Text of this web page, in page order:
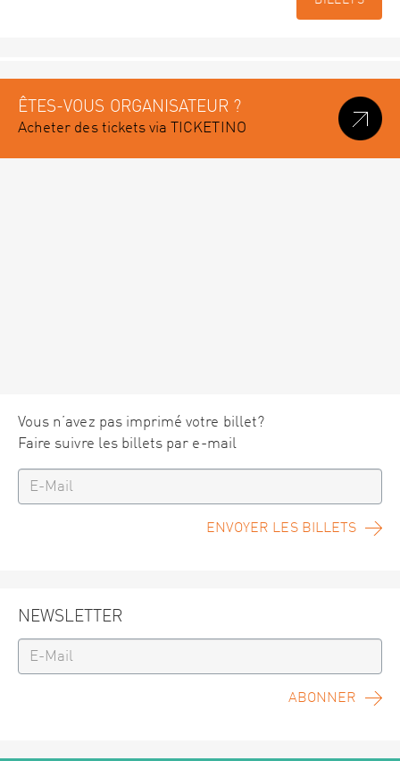
ÊTES-VOUS ORGANISATEUR ?
Acheter des tickets via TICKETINO
Vous n’avez pas imprimé votre billet?
Faire suivre les billets par e-mail
ENVOYER LES BILLETS
NEWSLETTER
ABONNER